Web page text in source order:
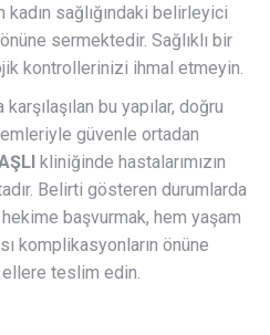
kadın sağlığındaki belirleyici
sermektedir. Sağlıklı bir
kontrollerinizi ihmal etmeyin.
bu yapılar, doğru
güvenle ortadan
kliniğinde hastalarımızın
Belirti gösteren durumlarda
başvurmak, hem yaşam
komplikasyonların önüne
ellere teslim edin.